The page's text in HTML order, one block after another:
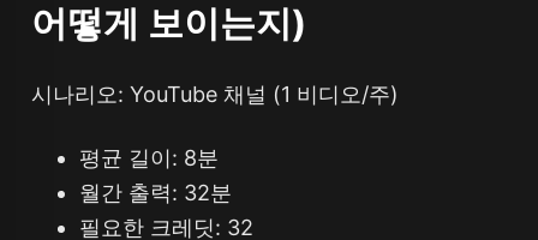
어떻게 보이는지)
시나리오: YouTube 채널 (1 비디오/주)
평균 길이: 8분
월간 출력: 32분
필요한 크레딧: 32